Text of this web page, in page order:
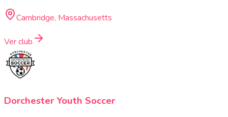
Cambridge, Massachusetts
Ver club
Dorchester Youth Soccer